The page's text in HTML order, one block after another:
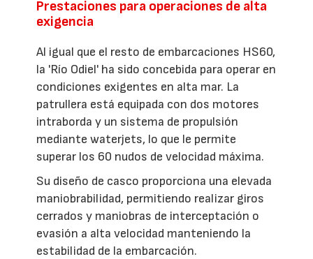
Prestaciones para operaciones de alta
exigencia
Al igual que el resto de embarcaciones HS60,
la 'Río Odiel' ha sido concebida para operar en
condiciones exigentes en alta mar. La
patrullera está equipada con dos motores
intraborda y un sistema de propulsión
mediante waterjets, lo que le permite
superar los 60 nudos de velocidad máxima.
Su diseño de casco proporciona una elevada
maniobrabilidad, permitiendo realizar giros
cerrados y maniobras de interceptación o
evasión a alta velocidad manteniendo la
estabilidad de la embarcación.